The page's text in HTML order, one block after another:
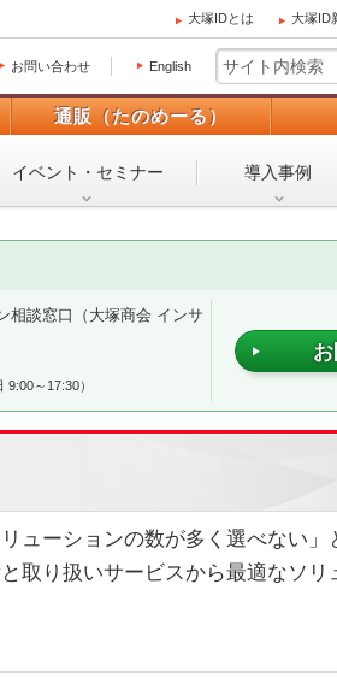
大塚IDとは 大塚ID
お問い合わせ English
通販（たのめーる）
イベント・ セミナー 導入事例
相談窓口
（大塚商会 インサ
9:00～17:30）
ューションの数が多く選べない」
取り扱いサービスから最適なソリ